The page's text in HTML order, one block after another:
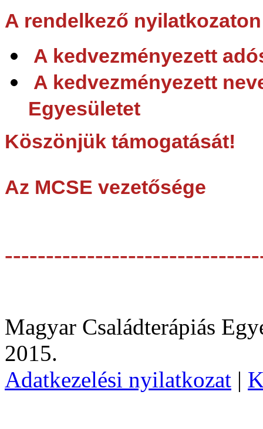
A rendelkező
A kedvezményezett
A kedvezményezett
Egyesületet
Köszönjük támogatását!
Az MCSE vezetősége
Magyar Családterápiás
2015.
Adatkezelési nyilatkozat |